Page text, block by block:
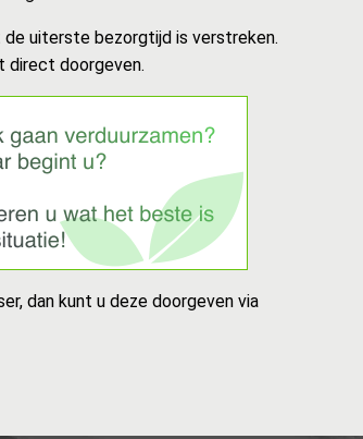
uiterste bezorgtijd is verstreken.
direct doorgeven.
dan kunt u deze doorgeven via